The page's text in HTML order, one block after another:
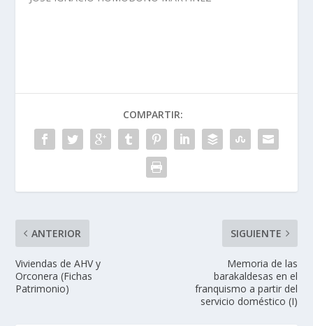
COMPARTIR:
ANTERIOR
Viviendas de AHV y
Orconera (Fichas
Patrimonio)
SIGUIENTE
Memoria de las
barakaldesas en el
franquismo a partir del
servicio doméstico (I)